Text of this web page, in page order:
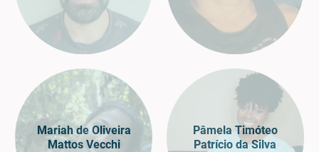
Mariah de Oliveira
Mattos Vecchi
Pâmela Timóteo
Patrício da Silva